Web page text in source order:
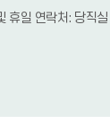
연락처: 당직